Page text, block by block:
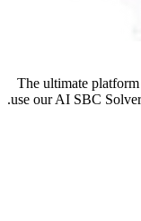
The ultimate
use our AI SBC